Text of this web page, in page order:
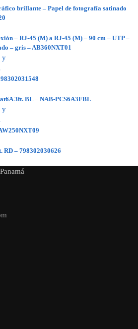
brillante – Papel de fotografía satinado
– RJ-45 (M) a RJ-45 (M) – 90 cm – UTP –
– gris – AB360NXT01
3ft. BL – NAB-PCS6A3FBL
RD – 798302030626